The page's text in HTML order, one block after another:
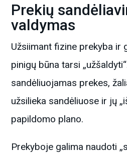
Prekių
valdymas
Užsiimant fizine prekyba ir
pinigų būna tarsi
sandėliuojamas prekes,
užsilieka sandėliuose ir jų
papildomo plano.
Prekyboje galima naudoti